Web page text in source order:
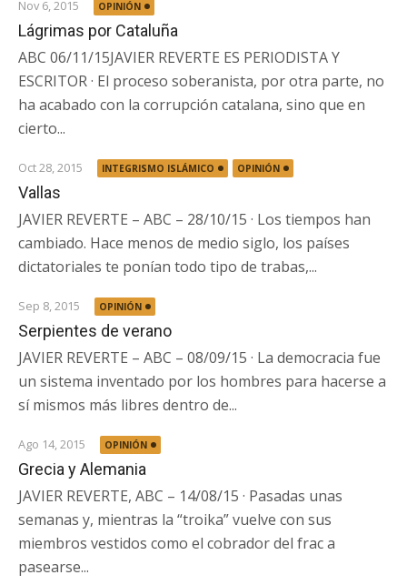
Nov 6, 2015 OPINIÓN
Lágrimas por Cataluña
ABC 06/11/15JAVIER REVERTE ES PERIODISTA Y
ESCRITOR · El proceso soberanista, por otra parte, no
ha acabado con la corrupción catalana, sino que en
cierto...
Oct 28, 2015 INTEGRISMO ISLÁMICO OPINIÓN
Vallas
JAVIER REVERTE – ABC – 28/10/15 · Los tiempos han
cambiado. Hace menos de medio siglo, los países
dictatoriales te ponían todo tipo de trabas,...
Sep 8, 2015 OPINIÓN
Serpientes de verano
JAVIER REVERTE – ABC – 08/09/15 · La democracia fue
un sistema inventado por los hombres para hacerse a
sí mismos más libres dentro de...
Ago 14, 2015 OPINIÓN
Grecia y Alemania
JAVIER REVERTE, ABC – 14/08/15 · Pasadas unas
semanas y, mientras la “troika” vuelve con sus
miembros vestidos como el cobrador del frac a
pasearse...